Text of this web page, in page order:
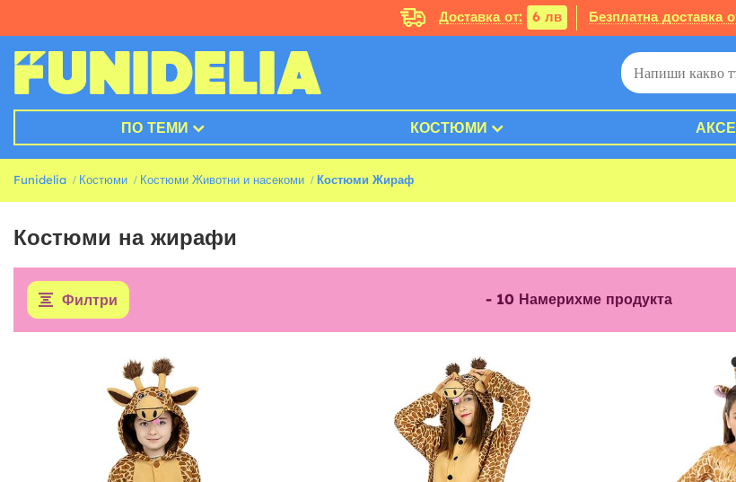
Доставка от: 6 лв Безплатна доставка
ПО ТЕМИ КОСТЮМИ
Funidelia Костюми Костюми Животни и насекоми Костюми Жираф
Костюми на жирафи
Филтри - 10 Намерихме продукта